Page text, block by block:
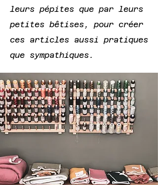
leurs pépites que par leurs
petites bêtises, pour créer
ces articles aussi pratiques
que sympathiques.